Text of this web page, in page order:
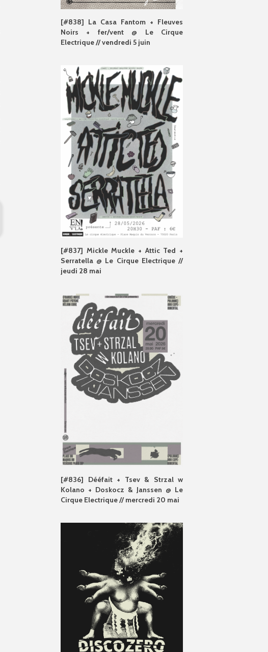
[#838] La Casa Fantom + Fleuves
Noirs + fer/vent @ Le Cirque
Electrique // vendredi 5 juin
[#837] Mickle Muckle + Attic Ted +
Serratella @ Le Cirque Electrique //
jeudi 28 mai
[#836] Dééfait + Tsev & Strzal w
Kolano + Doskocz & Janssen @ Le
Cirque Electrique // mercredi 20 mai